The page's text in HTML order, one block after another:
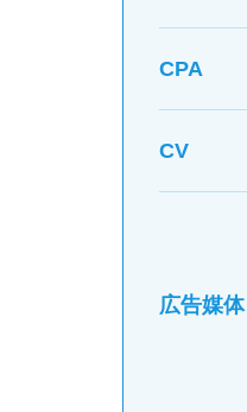
CPA
CV
広告媒体